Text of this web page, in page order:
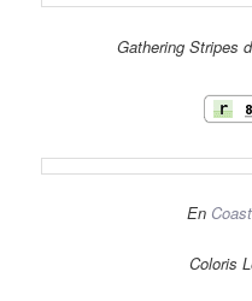
Gathering Stripes
En Coast
Coloris